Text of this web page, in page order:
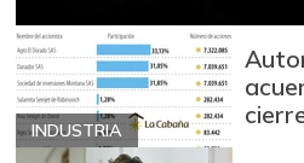
INDUSTRIA